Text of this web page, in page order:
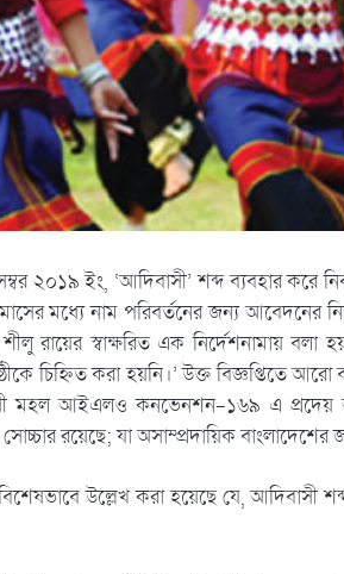
২০১৯ ইং, ‘আদিবাসী’ শব্দ ব্যবহার করে
মধ্যে নাম পরিবর্তনের জন্য আবেদনের
রায়ের স্বাক্ষরিত এক নির্দেশনামায় বলা
চিহ্নিত করা হয়নি।’ উক্ত বিজ্ঞপ্তিতে
মহল আইএলও কনভেনশন-১৬৯ এ
রয়েছে; যা অসাম্প্রদায়িক বাংলাদেশের
উল্লেখ করা হয়েছে যে, আদিবাসী